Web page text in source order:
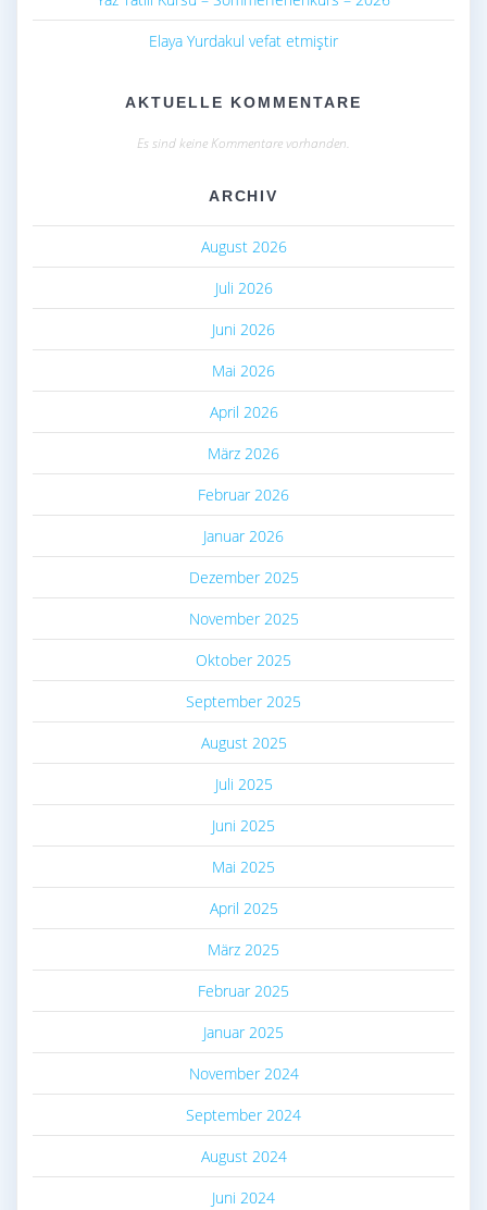
Elaya Yurdakul vefat etmiştir
AKTUELLE KOMMENTARE
Es sind keine Kommentare vorhanden.
ARCHIV
August 2026
Juli 2026
Juni 2026
Mai 2026
April 2026
März 2026
Februar 2026
Januar 2026
Dezember 2025
November 2025
Oktober 2025
September 2025
August 2025
Juli 2025
Juni 2025
Mai 2025
April 2025
März 2025
Februar 2025
Januar 2025
November 2024
September 2024
August 2024
Juni 2024